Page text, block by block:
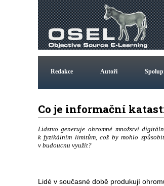
Redakce Autoři
Co je informační
Lidstvo generuje ohromné množství
k fyzikálním limitům, což by mohlo
v budoucnu využít?
Lidé v současné době produkují